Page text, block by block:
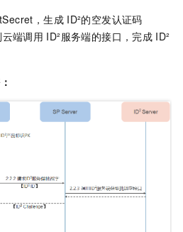
，生成 ID²的空发认证码
云端调用 ID²服务端的接口，完成 ID²